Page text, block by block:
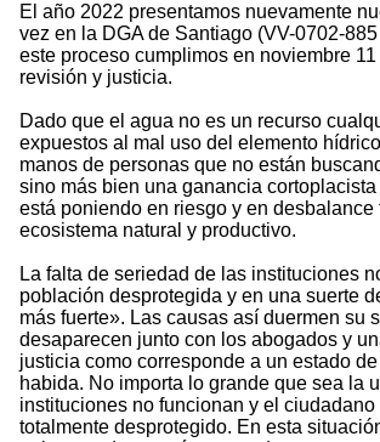
El año 2022 presentamos nuevamente
vez en la DGA de Santiago (VV-0702-
este proceso cumplimos en noviembre
revisión y justicia.
Dado que el agua no es un recurso
expuestos al mal uso del elemento
manos de personas que no están
sino más bien una ganancia
está poniendo en riesgo y en desbalance
ecosistema natural y productivo.
La falta de seriedad de las instituciones
población desprotegida y en una suerte
más fuerte». Las causas así duermen su
desaparecen junto con los abogados y
justicia como corresponde a un estado
habida. No importa lo grande que sea la
instituciones no funcionan y el ciudadano
totalmente desprotegido. En esta